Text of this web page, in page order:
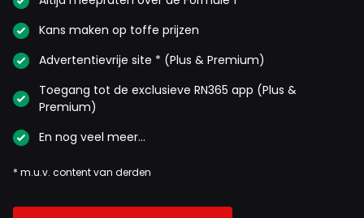
Kans maken op toffe prijzen
Advertentievrije site * (Plus & Premium)
Toegang tot de exclusieve RN365 app (Plus &
Premium)
En nog veel meer…
* m.u.v. content van derden